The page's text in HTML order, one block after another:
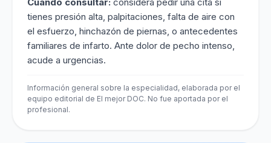
tienes presión alta, palpitaciones, falta de aire con
el esfuerzo, hinchazón de piernas, o antecedentes
familiares de infarto. Ante dolor de pecho intenso,
acude a urgencias.
Información general sobre la especialidad, elaborada por el
equipo editorial de El mejor DOC. No fue aportada por el
profesional.